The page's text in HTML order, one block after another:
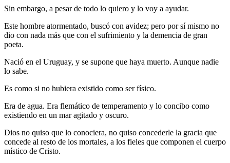
Sin embargo, a pesar de todo lo quiero y lo voy a ayudar.
Este hombre atormentado, buscó con avidez; pero por sí mismo no
dio con nada más que con el sufrimiento y la demencia de gran
poeta.
Nació en el Uruguay, y se supone que haya muerto. Aunque nadie
lo sabe.
Es como si no hubiera existido como ser físico.
Era de agua. Era flemático de temperamento y lo concibo como
existiendo en un mar agitado y oscuro.
Dios no quiso que lo conociera, no quiso concederle la gracia que
concede al resto de los mortales, a los fieles que componen el cuerpo
místico de Cristo.